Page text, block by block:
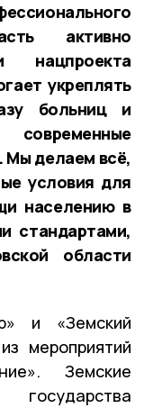
активно
нацпроекта
укреплять
больниц и
Мы делаем всё,
условия для
населению в
стандартами,
области
и «Земский
мероприятий
Земские